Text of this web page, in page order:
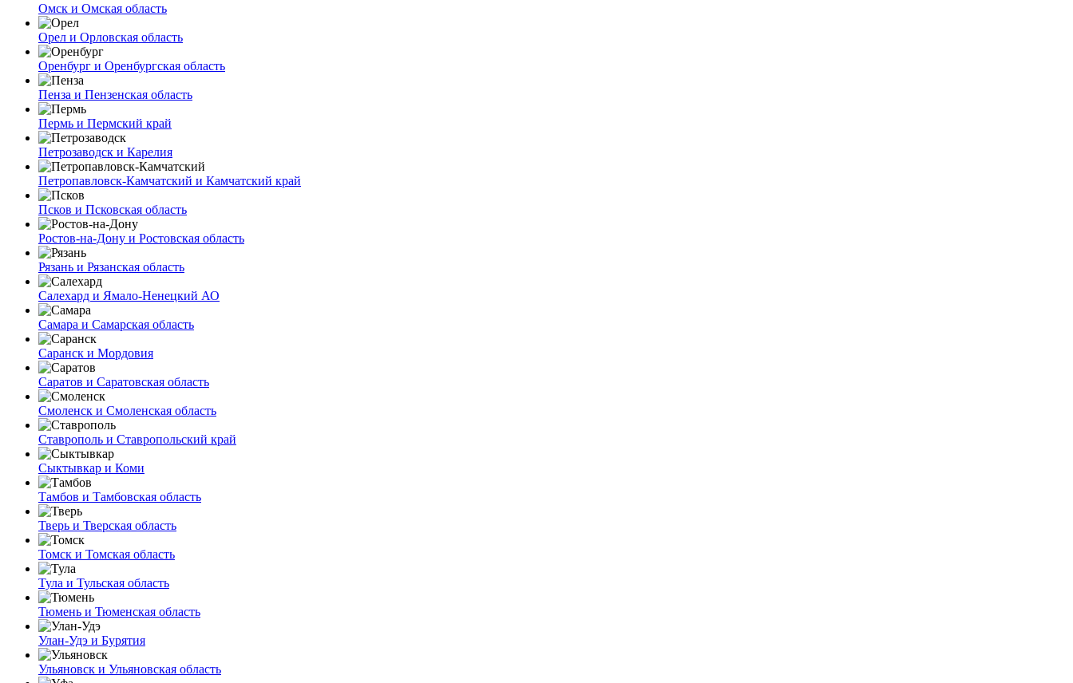
Омск и Омская область
Орел и Орловская область
Оренбург и Оренбургская область
Пенза и Пензенская область
Пермь и Пермский край
Петрозаводск и Карелия
Петропавловск-Камчатский и Камчатский край
Псков и Псковская область
Ростов-на-Дону и Ростовская область
Рязань и Рязанская область
Салехард и Ямало-Ненецкий АО
Самара и Самарская область
Саранск и Мордовия
Саратов и Саратовская область
Смоленск и Смоленская область
Ставрополь и Ставропольский край
Сыктывкар и Коми
Тамбов и Тамбовская область
Тверь и Тверская область
Томск и Томская область
Тула и Тульская область
Тюмень и Тюменская область
Улан-Удэ и Бурятия
Ульяновск и Ульяновская область